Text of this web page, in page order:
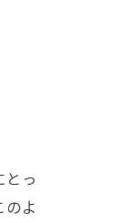
っ
よ